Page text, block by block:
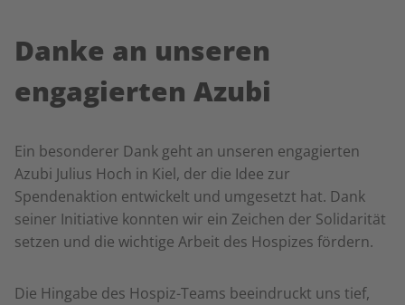
Danke an unseren
engagierten Azubi
Ein besonderer Dank geht an unseren engagierten
Azubi Julius Hoch in Kiel, der die Idee zur
Spendenaktion entwickelt und umgesetzt hat. Dank
seiner Initiative konnten wir ein Zeichen der Solidarität
setzen und die wichtige Arbeit des Hospizes fördern.
Die Hingabe des Hospiz-Teams beeindruckt uns tief,